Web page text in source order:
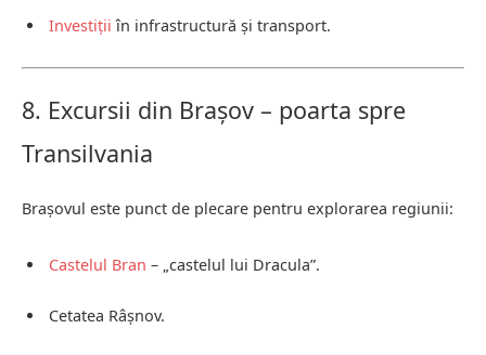
Investiții în infrastructură și transport.
8. Excursii din Brașov – poarta spre
Transilvania
Brașovul este punct de plecare pentru explorarea regiunii:
Castelul Bran – „castelul lui Dracula”.
Cetatea Râșnov.